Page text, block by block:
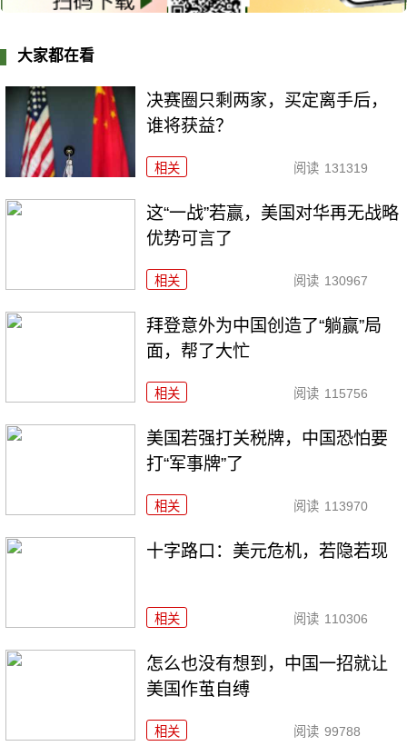
大家都在看
决赛圈只剩两家，买定离手后，
谁将获益？
相关 阅读 131319
这“一战”若赢，美国对华再无战略
优势可言了
相关 阅读 130967
拜登意外为中国创造了“躺赢”局
面，帮了大忙
相关 阅读 115756
美国若强打关税牌，中国恐怕要
打“军事牌”了
相关 阅读 113970
十字路口：美元危机，若隐若现
相关 阅读 110306
怎么也没有想到，中国一招就让
美国作茧自缚
相关 阅读 99788